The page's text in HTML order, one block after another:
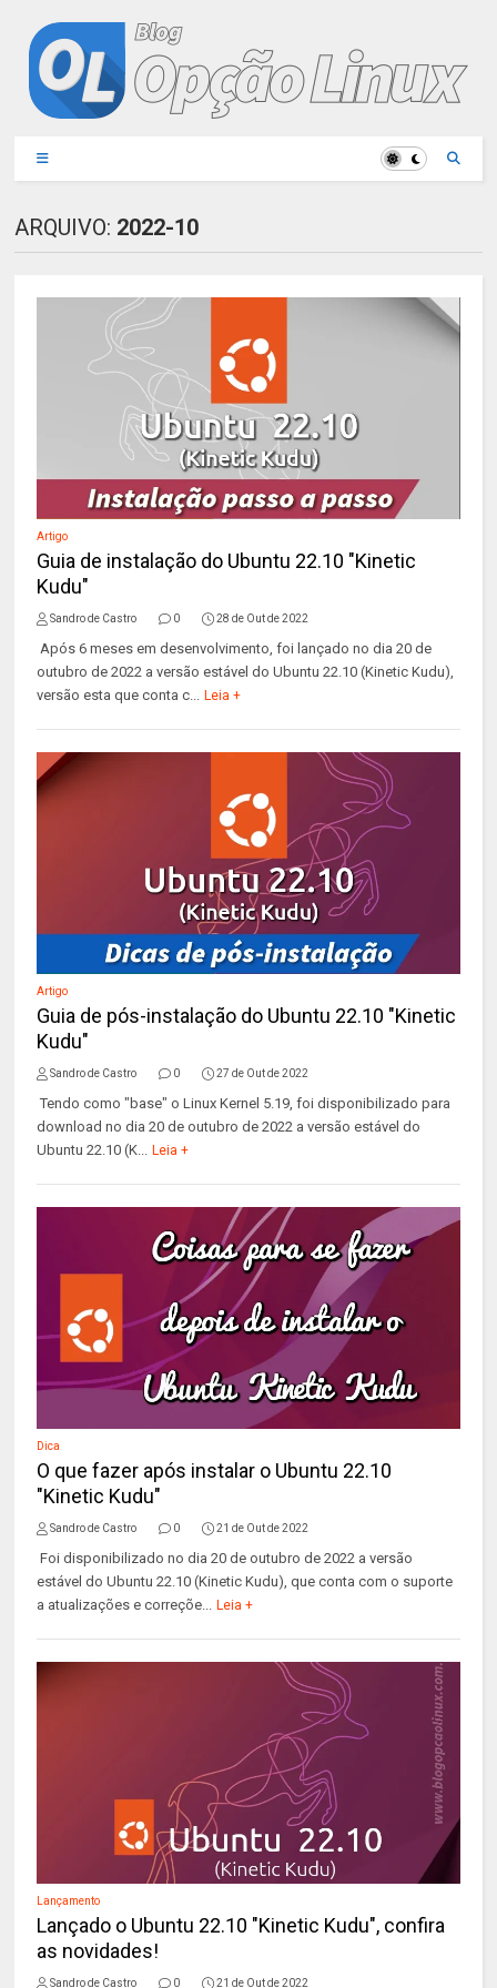
ARQUIVO: 2022-10
Artigo
Guia de instalação do Ubuntu 22.10 "Kinetic
Kudu"
Sandro de Castro 0 28 de Out de 2022
Após 6 meses em desenvolvimento, foi lançado no dia 20 de
outubro de 2022 a versão estável do Ubuntu 22.10 (Kinetic Kudu),
versão esta que conta c... Leia +
Artigo
Guia de pós-instalação do Ubuntu 22.10 "Kinetic
Kudu"
Sandro de Castro 0 27 de Out de 2022
Tendo como "base" o Linux Kernel 5.19, foi disponibilizado para
download no dia 20 de outubro de 2022 a versão estável do
Ubuntu 22.10 (K... Leia +
Dica
O que fazer após instalar o Ubuntu 22.10
"Kinetic Kudu"
Sandro de Castro 0 21 de Out de 2022
Foi disponibilizado no dia 20 de outubro de 2022 a versão
estável do Ubuntu 22.10 (Kinetic Kudu), que conta com o suporte
a atualizações e correçõe... Leia +
Lançamento
Lançado o Ubuntu 22.10 "Kinetic Kudu", confira
as novidades!
Sandro de Castro 0 21 de Out de 2022